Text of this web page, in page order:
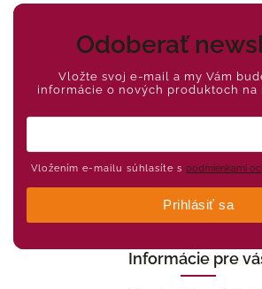
Odoberať
Vložte svoj e-mail a my Vám
informácie o nových produktoch na
Vložením e-mailu súhlasíte s podmienkami
Prihlásiť sa
Informácie pre